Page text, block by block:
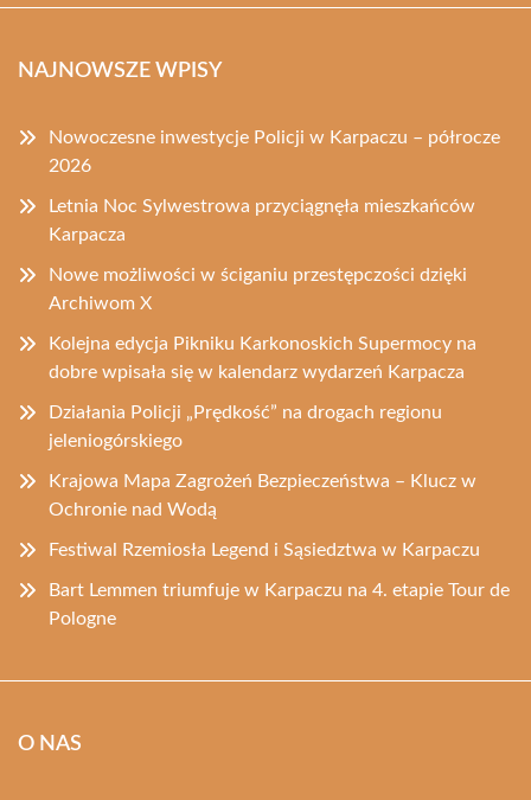
NAJNOWSZE WPISY
Nowoczesne inwestycje Policji w Karpaczu – półrocze
2026
Letnia Noc Sylwestrowa przyciągnęła mieszkańców
Karpacza
Nowe możliwości w ściganiu przestępczości dzięki
Archiwom X
Kolejna edycja Pikniku Karkonoskich Supermocy na
dobre wpisała się w kalendarz wydarzeń Karpacza
Działania Policji „Prędkość” na drogach regionu
jeleniogórskiego
Krajowa Mapa Zagrożeń Bezpieczeństwa – Klucz w
Ochronie nad Wodą
Festiwal Rzemiosła Legend i Sąsiedztwa w Karpaczu
Bart Lemmen triumfuje w Karpaczu na 4. etapie Tour de
Pologne
O NAS